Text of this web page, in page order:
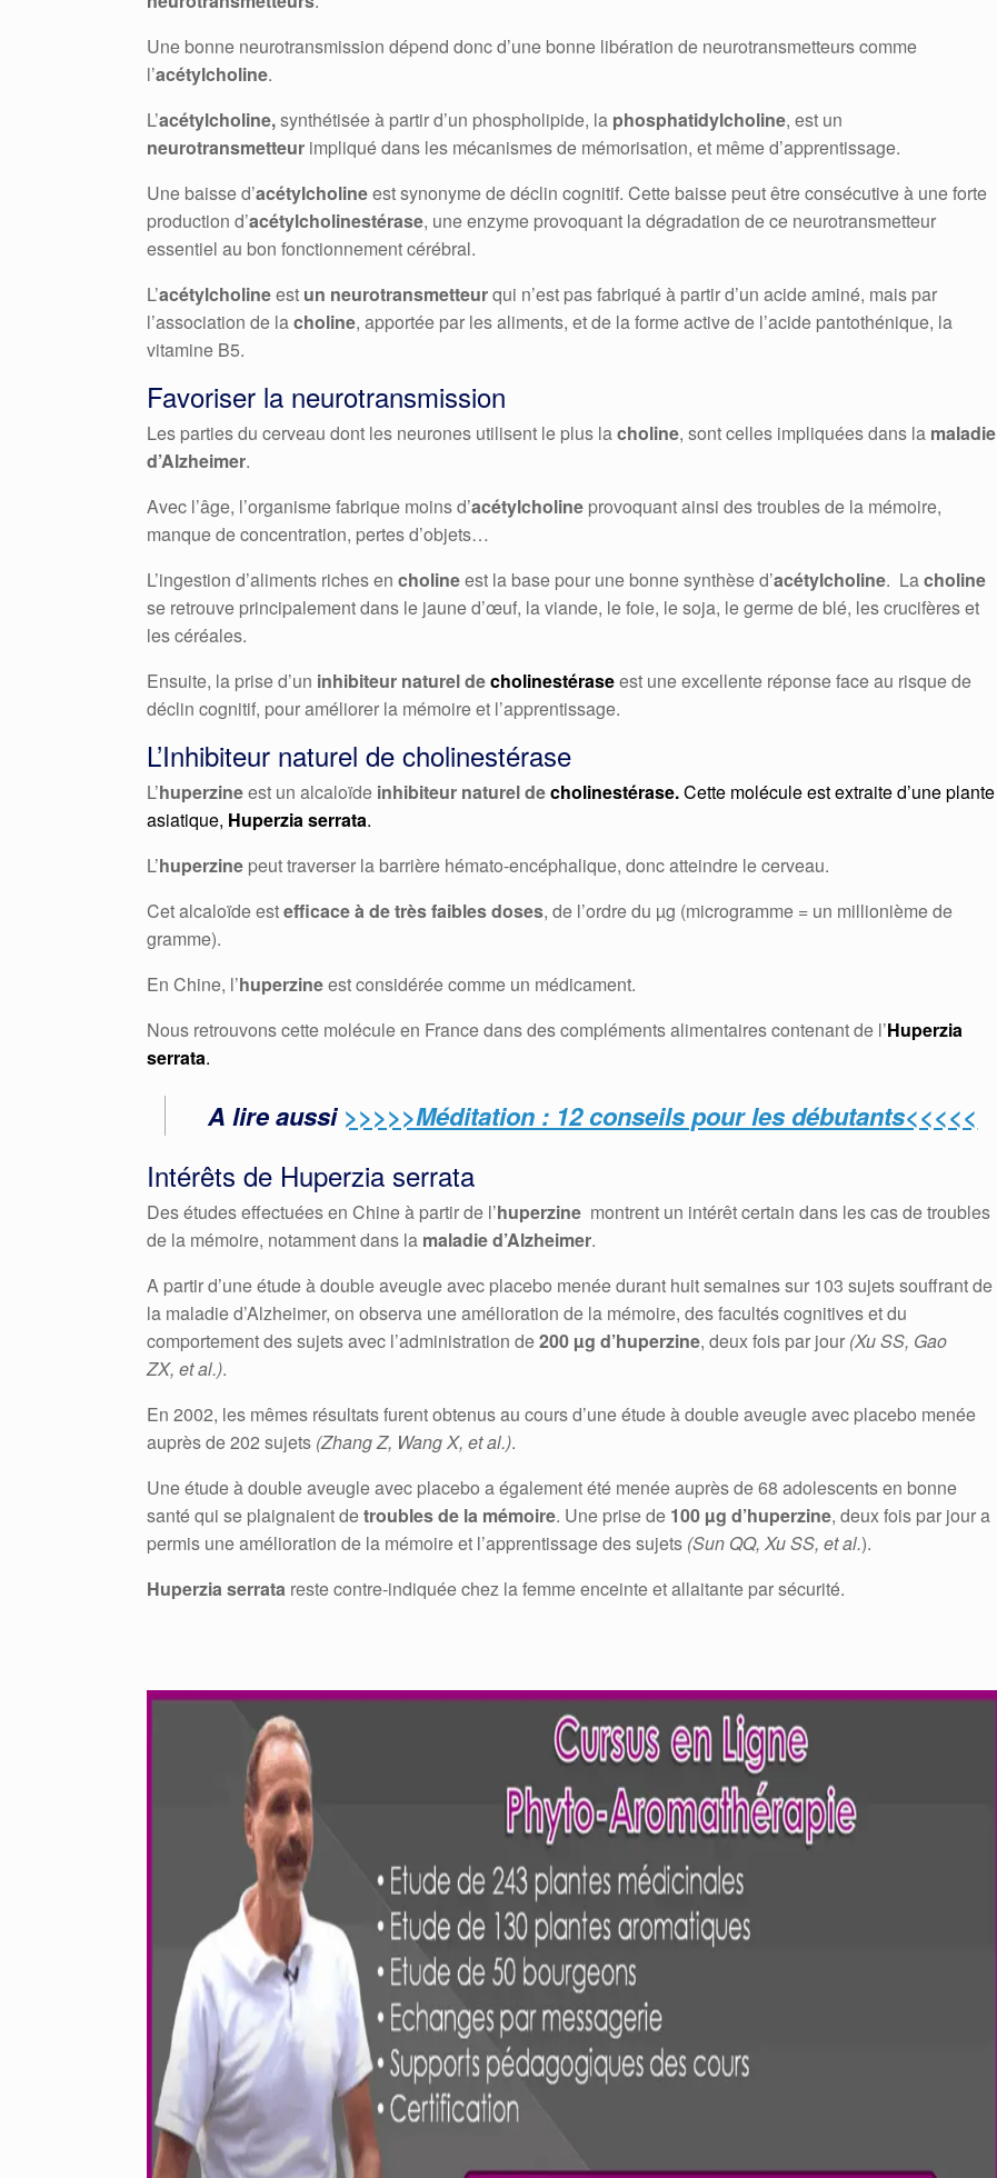
Une bonne neurotransmission dépend donc d’une bonne libération de neurotransmetteurs comme
l’acétylcholine.
L’acétylcholine,synthétisée à partir d’un phospholipide, la phosphatidylcholine, est un
neurotransmetteur impliqué dans les mécanismes de mémorisation, et même d’apprentissage.
Une baisse d’acétylcholineest synonyme de déclin cognitif. Cette baisse peut être consécutive à une forte
production d’acétylcholinestérase, une enzyme provoquant la dégradation de ce neurotransmetteur
essentiel au bon fonctionnement cérébral.
L’acétylcholineest un neurotransmetteurqui n’est pas fabriqué à partir d’un acide aminé, mais par
l’association de lacholine, apportée par les aliments, et de la forme active de l’acide pantothénique, la
vitamine B5.
Favoriser la neurotransmission
Les parties du cerveau dont les neurones utilisent le plus lacholine, sont celles impliquées dans la maladie
d’Alzheimer.
Avec l’âge, l’organisme fabrique moins d’acétylcholine provoquant ainsi des troubles de la mémoire,
manque de concentration, pertes d’objets…
L’ingestion d’aliments riches en cholineest la base pour une bonne synthèse d’acétylcholine. Lacholine
se retrouve principalement dans le jaune d’œuf, la viande, le foie, le soja, le germe de blé, les crucifères et
les céréales.
Ensuite, la prise d’un inhibiteur naturel decholinestéraseest une excellente réponse face au risque de
déclin cognitif, pour améliorer la mémoire et l’apprentissage.
L’Inhibiteur naturel de cholinestérase
L’huperzineest un alcaloïde inhibiteur naturel decholinestérase.Cette molécule est extraite d’une plante
asiatique, Huperzia serrata.
L’huperzine peut traverser la barrière hémato-encéphalique, donc atteindre le cerveau.
Cet alcaloïde estefficace à de très faibles doses, de l’ordre du µg (microgramme = un millionième de
gramme).
En Chine, l’huperzineest considérée comme un médicament.
Nous retrouvons cette molécule en France dans des compléments alimentaires contenant de l’Huperzia
serrata.
A lire aussi >>>>>Méditation : 12 conseils pour les débutants<<<<<
Intérêts de Huperzia serrata
Des études effectuées en Chine à partir de l’huperzine montrent un intérêt certain dans les cas de troubles
de la mémoire, notamment dans la maladie d’Alzheimer.
A partir d’une étude à double aveugle avec placebo menée durant huit semaines sur 103 sujets souffrant de
la maladie d’Alzheimer, on observa une amélioration de la mémoire, des facultés cognitives et du
comportement des sujets avec l’administration de200 µg d’huperzine, deux fois par jour (Xu SS, Gao
ZX, et al.).
En 2002, les mêmes résultats furent obtenus au cours d’une étude à double aveugle avec placebo menée
auprès de 202 sujets (Zhang Z, Wang X, et al.).
Une étude à double aveugle avec placebo a également été menée auprès de 68 adolescents en bonne
santé qui se plaignaient detroubles de la mémoire. Une prise de 100 µg d’huperzine, deux fois par jour a
permis une amélioration de la mémoire et l’apprentissage des sujets (Sun QQ, Xu SS, et al.).
Huperzia serrata reste contre-indiquée chez la femme enceinte et allaitante par sécurité.